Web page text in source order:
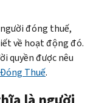
đóng thuế,
về hoạt động đó.
quyền được nêu
Thuế.